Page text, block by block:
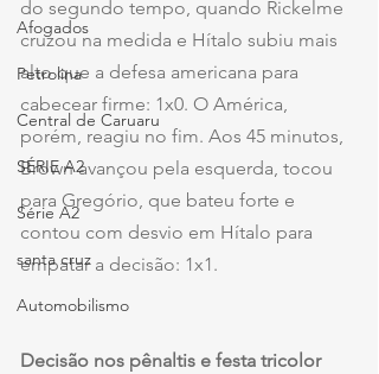
Afogados
Petrolina
Central de Caruaru
SÉRIE A2
Série A2
santa cruz
Automobilismo
do segundo tempo, quando Rickelme
cruzou na medida e Hítalo subiu mais
alto que a defesa americana para
cabecear firme: 1x0. O América,
porém, reagiu no fim. Aos 45 minutos,
Brown avançou pela esquerda, tocou
para Gregório, que bateu forte e
contou com desvio em Hítalo para
empatar a decisão: 1x1.
Decisão nos pênaltis e festa tricolor